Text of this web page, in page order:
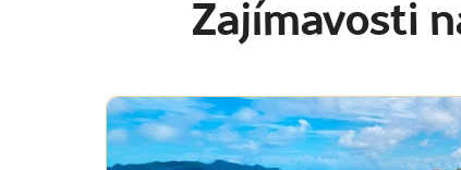
Zajímavosti